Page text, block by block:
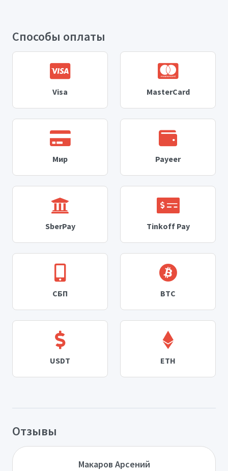
Способы оплаты
Visa MasterCard
Мир Payeer
SberPay Tinkoff Pay
СБП BTC
USDT ETH
Отзывы
Макаров Арсений